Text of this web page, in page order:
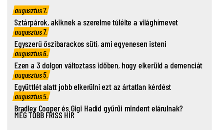
augusztus 7.
Sztárpárok, akiknek a szerelme túlélte a világhírnevet
augusztus 7.
Egyszerű őszibarackos süti, ami egyenesen isteni
augusztus 6.
Ezen a 3 dolgon változtass időben, hogy elkerüld a demenciát
augusztus 5.
Együttlét alatt jobb elkerülni ezt az ártatlan kérdést
augusztus 5.
Bradley Cooper és Gigi Hadid gyűrűi mindent elárulnak?
MÉG TÖBB FRISS HÍR